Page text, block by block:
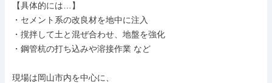
【具体的には…】
・セメント系の改良材を地中に注入
・撹拌して土と混ぜ合わせ、地盤を強化
・鋼管杭の打ち込みや溶接作業 など
現場は岡山市内を中心に、